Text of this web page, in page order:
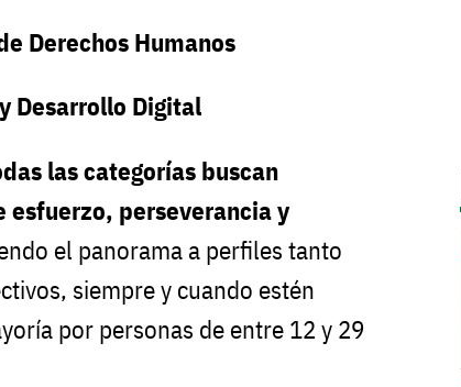
Derechos Humanos
Desarrollo Digital
las categorías buscan
esfuerzo, perseverancia y
el panorama a perfiles tanto
siempre y cuando estén
por personas de entre 12 y 29